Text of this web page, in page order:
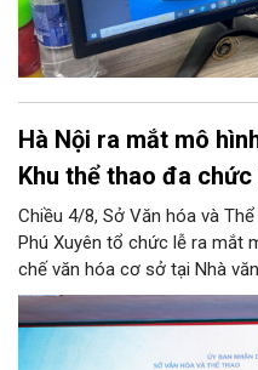
Hà Nội ra mắt mô
Khu thể thao đa chức
Chiều 4/8, Sở Văn hóa và
Phú Xuyên tổ chức lễ ra mắt
chế văn hóa cơ sở tại Nhà
Điểm, xã Phú Xuyên.